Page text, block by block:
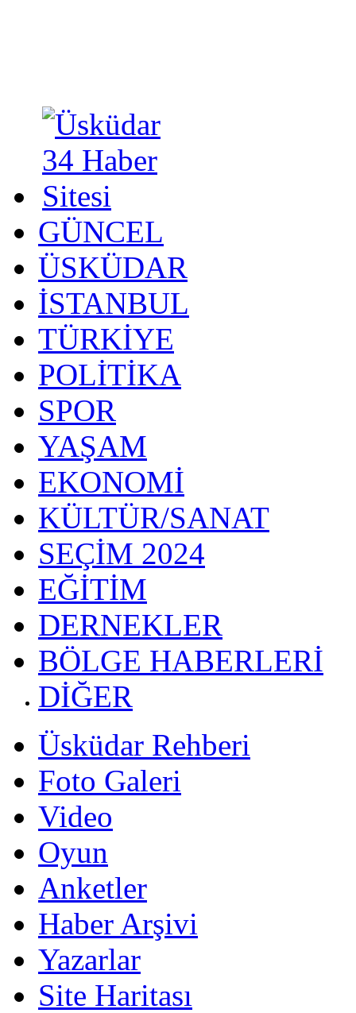
GÜNCEL
ÜSKÜDAR
İSTANBUL
TÜRKİYE
POLİTİKA
SPOR
YAŞAM
EKONOMİ
KÜLTÜR/SANAT
SEÇİM 2024
EĞİTİM
DERNEKLER
BÖLGE HABERLERİ
DİĞER
Üsküdar Rehberi
Foto Galeri
Video
Oyun
Anketler
Haber Arşivi
Yazarlar
Site Haritası